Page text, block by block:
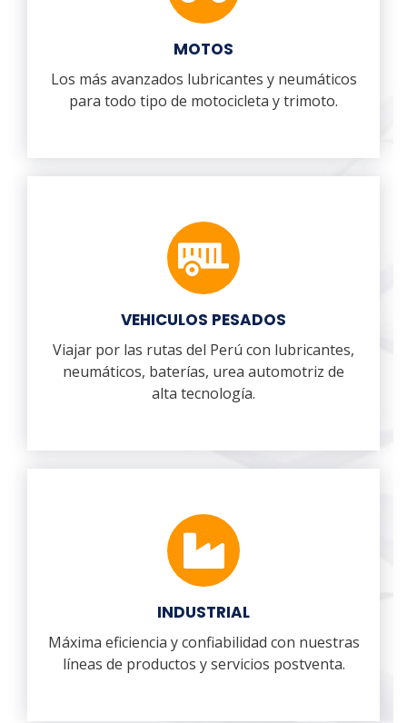
MOTOS
Los más avanzados lubricantes y neumáticos
para todo tipo de motocicleta y trimoto.
VEHICULOS PESADOS
Viajar por las rutas del Perú con lubricantes,
neumáticos, baterías, urea automotriz de
alta tecnología.
INDUSTRIAL
Máxima eficiencia y confiabilidad con nuestras
líneas de productos y servicios postventa.